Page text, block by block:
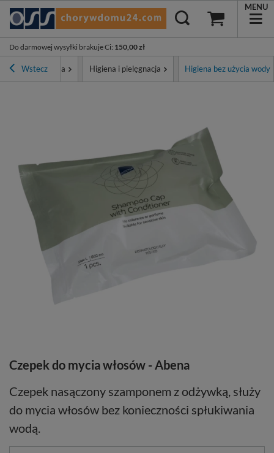
Do darmowej wysyłki brakuje Ci: 150,00 zł
MENU
Wstecz
Higiena i ochrona Higiena i pielęgnacja Higiena bez użycia wody
Czepek do mycia włosów - Abena
Czepek nasączony szamponem z odżywką, służy
do mycia włosów bez konieczności spłukiwania
wodą.